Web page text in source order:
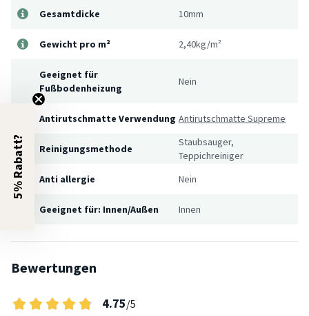
Gesamtdicke 10mm
Gewicht pro m² 2,40kg/m²
Geeignet für
Fußbodenheizung
Nein
Antirutschmatte Verwendung Antirutschmatte Supreme
Reinigungsmethode
Staubsauger,
Teppichreiniger
Anti allergie
Nein
Geeignet für: Innen/Außen Innen
Bewertungen
4.75/5
5% Rabatt?